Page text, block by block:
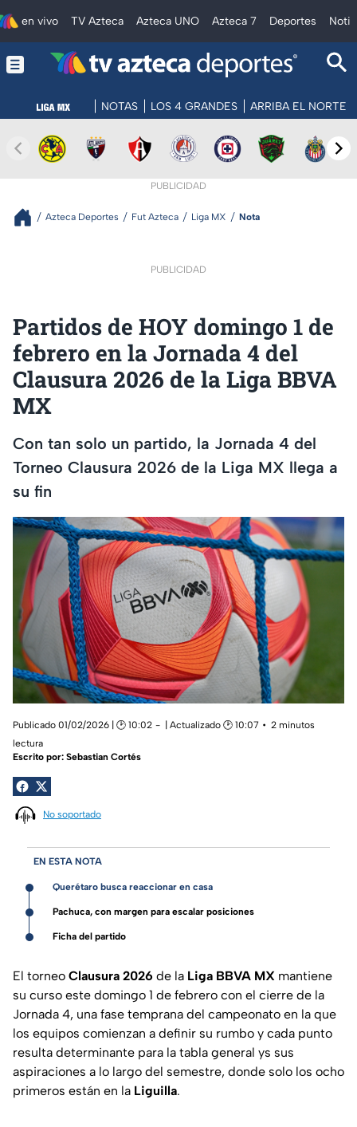
en vivo TV Azteca Azteca UNO Azteca 7 Deportes
NOTAS LOS 4 GRANDES ARRIBA EL NORTE
PUBLICIDAD
Azteca Deportes Fut Azteca Liga MX Nota
PUBLICIDAD
Partidos de HOY domingo 1 de
febrero en la Jornada 4 del
Clausura 2026 de la Liga BBVA
MX
Con tan solo un partido, la Jornada 4 del
Torneo Clausura 2026 de la Liga MX llega a
su fin
Publicado 01/02/2026 | 🕑 10:02 | Actualizado 🕑 10:07
2 minutos
lectura
Escrito por: Sebastian Cortés
No soportado
EN ESTA NOTA
Querétaro busca reaccionar en casa
Pachuca, con margen para escalar posiciones
Ficha del partido
El torneo Clausura 2026 de la Liga BBVA MX mantiene
su curso este domingo 1 de febrero con el cierre de la
Jornada 4, una fase temprana del campeonato en la que
los equipos comienzan a definir su rumbo y cada punto
resulta determinante para la tabla general ys sus
aspiraciones a lo largo del semestre, donde solo los ocho
primeros están en la Liguilla.